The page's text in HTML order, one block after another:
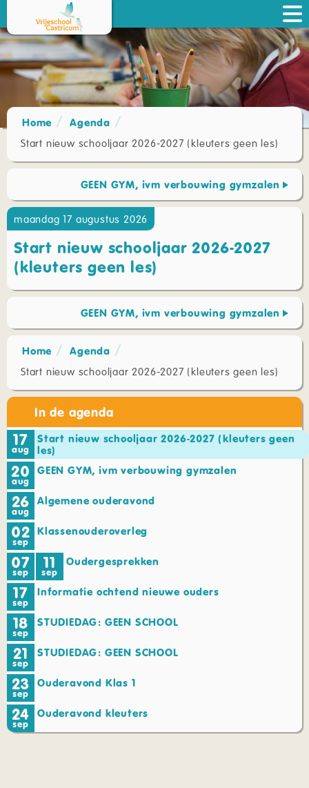
Home
Agenda
Start nieuw schooljaar 2026-2027 (kleuters geen les)
GEEN GYM, ivm verbouwing gymzalen
maandag 17 augustus 2026
Start nieuw schooljaar 2026-2027
(kleuters geen les)
GEEN GYM, ivm verbouwing gymzalen
Home
Agenda
Start nieuw schooljaar 2026-2027 (kleuters geen les)
In de agenda
17
aug
Start nieuw schooljaar 2026-2027 (kleuters geen
les)
20
aug
GEEN GYM, ivm verbouwing gymzalen
26
aug
Algemene ouderavond
02
sep
Klassenouderoverleg
07
sep 11
sep
Oudergesprekken
17
sep
Informatie ochtend nieuwe ouders
18
sep
STUDIEDAG: GEEN SCHOOL
21
sep
STUDIEDAG: GEEN SCHOOL
23
sep
Ouderavond Klas 1
24
sep
Ouderavond kleuters